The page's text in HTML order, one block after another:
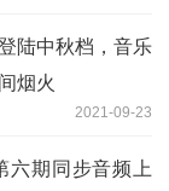
陆中秋档，音乐
烟火
2021-09-23
六期同步音频上